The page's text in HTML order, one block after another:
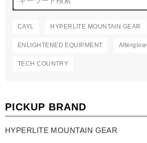
CAYL HYPERLITE MOUNTAIN GEAR
ENLIGHTENED EQUIPMENT Afterglow
TECH COUNTRY
PICKUP BRAND
HYPERLITE MOUNTAIN GEAR